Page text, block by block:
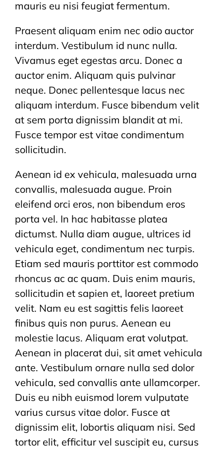
mauris eu nisi feugiat fermentum.
Praesent aliquam enim nec odio auctor
interdum. Vestibulum id nunc nulla.
Vivamus eget egestas arcu. Donec a
auctor enim. Aliquam quis pulvinar
neque. Donec pellentesque lacus nec
aliquam interdum. Fusce bibendum velit
at sem porta dignissim blandit at mi.
Fusce tempor est vitae condimentum
sollicitudin.
Aenean id ex vehicula, malesuada urna
convallis, malesuada augue. Proin
eleifend orci eros, non bibendum eros
porta vel. In hac habitasse platea
dictumst. Nulla diam augue, ultrices id
vehicula eget, condimentum nec turpis.
Etiam sed mauris porttitor est commodo
rhoncus ac ac quam. Duis enim mauris,
sollicitudin et sapien et, laoreet pretium
velit. Nam eu est sagittis felis laoreet
finibus quis non purus. Aenean eu
molestie lacus. Aliquam erat volutpat.
Aenean in placerat dui, sit amet vehicula
ante. Vestibulum ornare nulla sed dolor
vehicula, sed convallis ante ullamcorper.
Duis eu nibh euismod lorem vulputate
varius cursus vitae dolor. Fusce at
dignissim elit, lobortis aliquam nisi. Sed
tortor elit, efficitur vel suscipit eu, cursus